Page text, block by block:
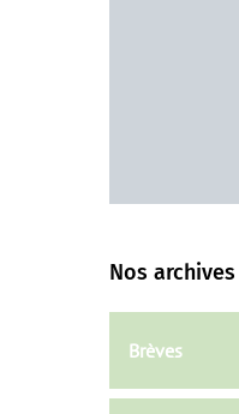
Nos archives
Brèves